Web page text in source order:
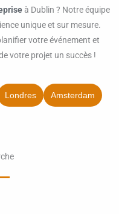
à Dublin ? Notre équipe
unique et sur mesure.
votre événement et
votre projet un succès !
Londres Amsterdam